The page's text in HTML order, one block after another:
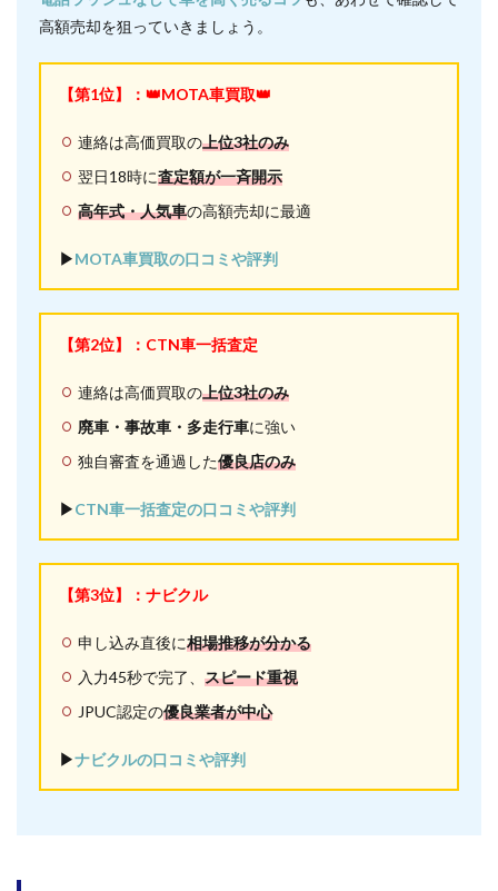
高額売却を狙っていきましょう。
【第1位】：👑MOTA車買取👑
連絡は高価買取の上位3社のみ
翌日18時に査定額が一斉開示
高年式・人気車の高額売却に最適
▶︎MOTA車買取の口コミや評判
【第2位】：CTN車一括査定
連絡は高価買取の上位3社のみ
廃車・事故車・多走行車に強い
独自審査を通過した優良店のみ
▶︎CTN車一括査定の口コミや評判
【第3位】：ナビクル
申し込み直後に相場推移が分かる
入力45秒で完了、 スピード重視
JPUC認定の優良業者が中心
▶︎ナビクルの口コミや評判